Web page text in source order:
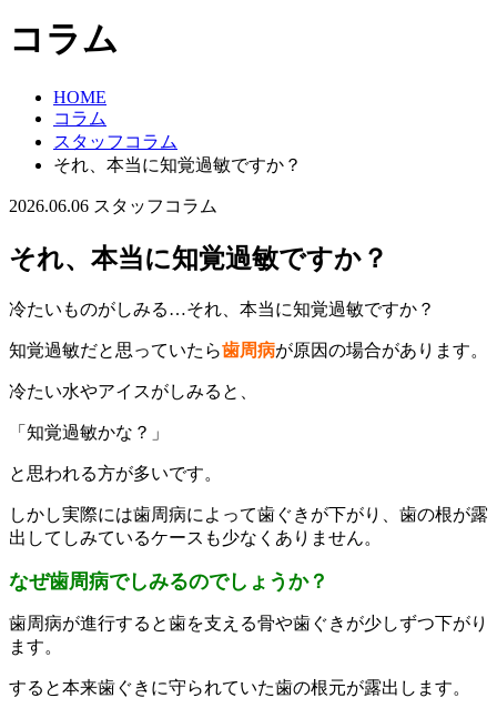
コラム
HOME
コラム
スタッフコラム
それ、本当に知覚過敏ですか？
2026.06.06 スタッフコラム
それ、本当に知覚過敏ですか？
冷たいものがしみる…それ、本当に知覚過敏ですか？
知覚過敏だと思っていたら歯周病が原因の場合があります。
冷たい水やアイスがしみると、
「知覚過敏かな？」
と思われる方が多いです。
しかし実際には歯周病によって歯ぐきが下がり、歯の根が露
出してしみているケースも少なくありません。
なぜ歯周病でしみるのでしょうか？
歯周病が進行すると歯を支える骨や歯ぐきが少しずつ下がり
ます。
すると本来歯ぐきに守られていた歯の根元が露出します。